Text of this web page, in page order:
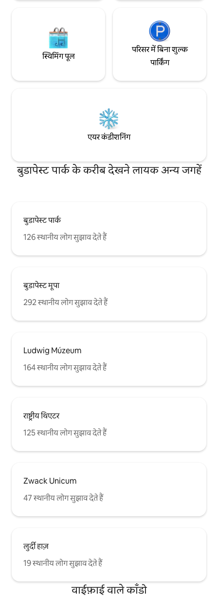
स्विमिंग पूल
परिसर में बिना शुल्क
पार्किंग
एयर कंडीशनिंग
बुडापेस्ट पार्क के करीब देखने लायक अन्य जगहें
बुडापेस्ट पार्क
126 स्थानीय लोग सुझाव देते हैं
बुडापेस्ट मूपा
292 स्थानीय लोग सुझाव देते हैं
Ludwig Múzeum
164 स्थानीय लोग सुझाव देते हैं
राष्ट्रीय थिएटर
125 स्थानीय लोग सुझाव देते हैं
Zwack Unicum
47 स्थानीय लोग सुझाव देते हैं
लुर्दी हाज़
19 स्थानीय लोग सुझाव देते हैं
वाईफ़ाई वाले काँडो